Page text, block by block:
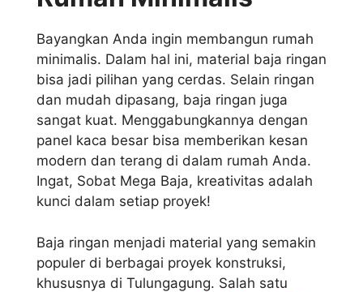
Bayangkan Anda ingin membangun rumah
minimalis. Dalam hal ini, material baja ringan
bisa jadi pilihan yang cerdas. Selain ringan
dan mudah dipasang, baja ringan juga
sangat kuat. Menggabungkannya dengan
panel kaca besar bisa memberikan kesan
modern dan terang di dalam rumah Anda.
Ingat, Sobat Mega Baja, kreativitas adalah
kunci dalam setiap proyek!
Baja ringan menjadi material yang semakin
populer di berbagai proyek konstruksi,
khususnya di Tulungagung. Salah satu